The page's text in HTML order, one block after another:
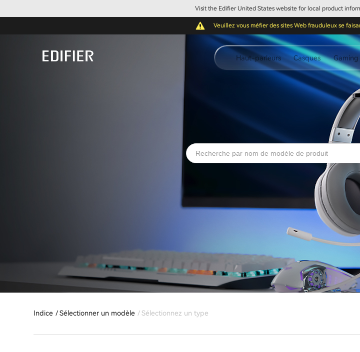
Visit the Edifier United States website for local product
Veuillez vous méfier des sites Web frauduleux se
Haut-parleurs Casques Gaming
Indice Sélectionner un modèle Sélectionnez un type